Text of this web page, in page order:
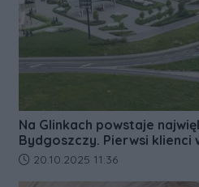
Na Glinkach powstaje
Bydgoszczy. Pierwsi klienci
Data dodania artykułu:
20.10.2025 11:36